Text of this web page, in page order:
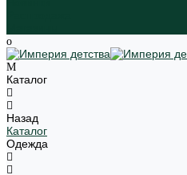
Каталог
Назад
Каталог
Одежда